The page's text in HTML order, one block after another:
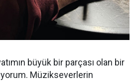
büyük bir parçası olan bir
Müzikseverlerin